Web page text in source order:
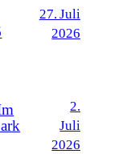
27. Juli
2026
2.
Juli
2026